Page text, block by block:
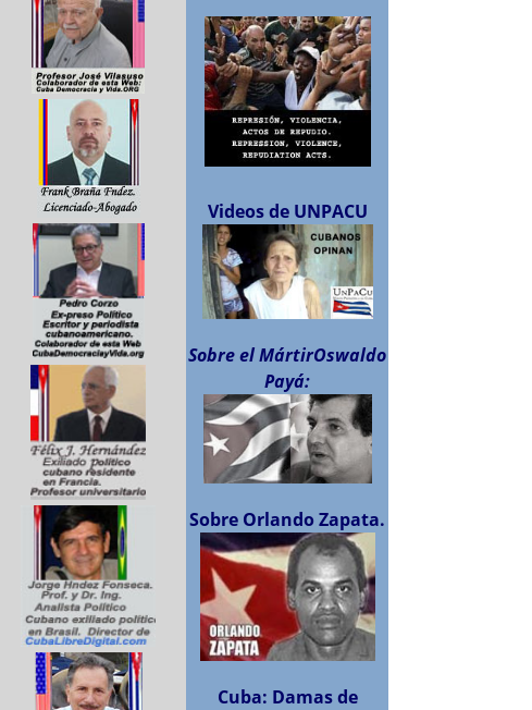
Videos de UNPACU
Sobre el MártirOswaldo
Payá:
Sobre Orlando Zapata.
Cuba: Damas de